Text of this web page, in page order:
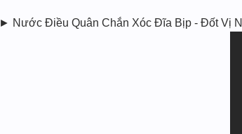
► Nước Điều Quân Chắn Xóc Đĩa Bịp - Đốt Vị